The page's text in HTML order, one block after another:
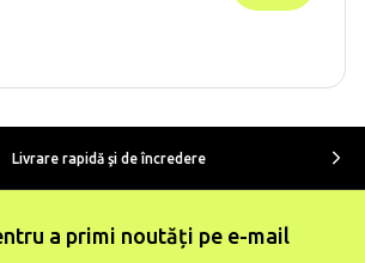
Livrare rapidă şi de încredere
a primi noutăți pe e-mail